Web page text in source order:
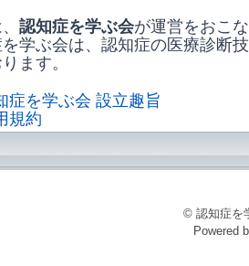
認知症を学ぶ会が運営をおこ
学ぶ会は、認知症の医療診断
ます。
症を学ぶ会 設立趣旨
規約
© 認知症を
Powered